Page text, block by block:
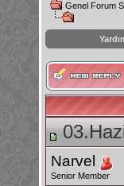
Genel Forum
instagram
izlenme
hilesi
Narvel
Senior Member